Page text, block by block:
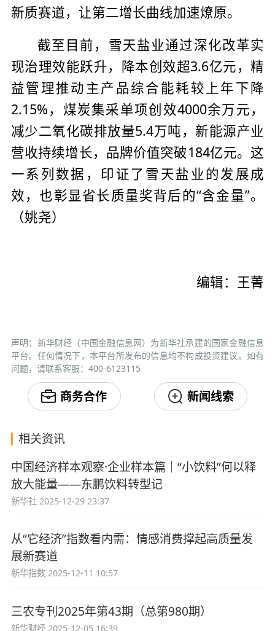
新质赛道，让第二增长曲线加速燎原。
截至目前，雪天盐业通过深化改革实
现治理效能跃升，降本创效超3.6亿元，精
益管理推动主产品综合能耗较上年下降
2.15%，煤炭集采单项创效4000余万元，
减少二氧化碳排放量5.4万吨，新能源产业
营收持续增长，品牌价值突破184亿元。这
一系列数据，印证了雪天盐业的发展成
效，也彰显省长质量奖背后的“含金量”。
（姚尧）
编辑：王菁
声明：新华财经（中国金融信息网）为新华社承建的国家金融信息
平台。任何情况下，本平台所发布的信息均不构成投资建议。如有
问题，请联系客服：400-6123115
商务合作 新闻线索
相关资讯
中国经济样本观察·企业样本篇｜“小饮料”何以释
放大能量——东鹏饮料转型记
新华社 2025-12-29 23:37
从“它经济”指数看内需：情感消费撑起高质量发
展新赛道
新华指数 2025-12-11 10:57
三农专刊2025年第43期（总第980期）
新华财经 2025-12-05 16:39